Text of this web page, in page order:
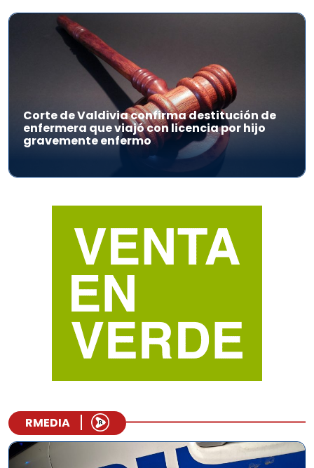
Corte de Valdivia confirma destitución de
enfermera que viajó con licencia por hijo
gravemente enfermo
RMEDIA